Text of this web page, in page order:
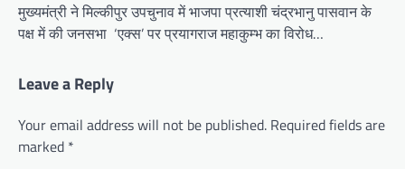
मुख्यमंत्री ने मिल्कीपुर उपचुनाव में भाजपा प्रत्याशी चंद्रभानु पासवान के
पक्ष में की जनसभा ‘एक्स’ पर प्रयागराज महाकुम्भ का विरोध…
Leave a Reply
Your email address will not be published. Required fields are
marked *